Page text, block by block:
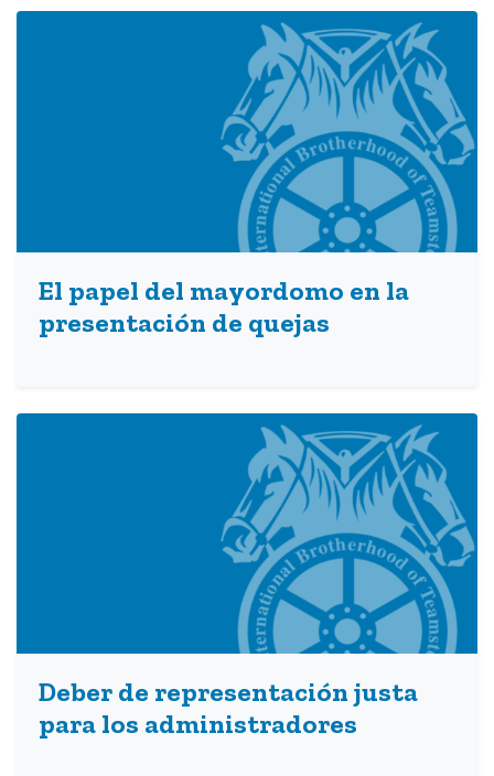
El papel del mayordomo en la
presentación de quejas
Deber de representación justa
para los administradores